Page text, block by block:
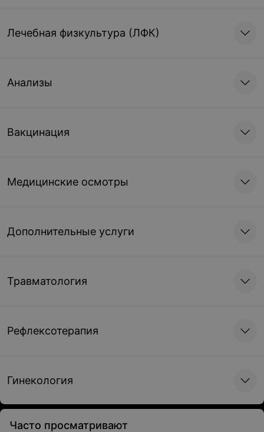
Лечебная физкультура (ЛФК)
Анализы
Вакцинация
Медицинские осмотры
Дополнительные услуги
Травматология
Рефлексотерапия
Гинекология
Часто просматривают